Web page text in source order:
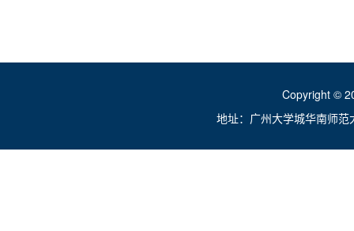
Copyright ©
地址：广州大学城华南